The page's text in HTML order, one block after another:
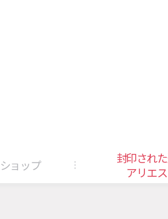
ョップ
封印され
アリエ